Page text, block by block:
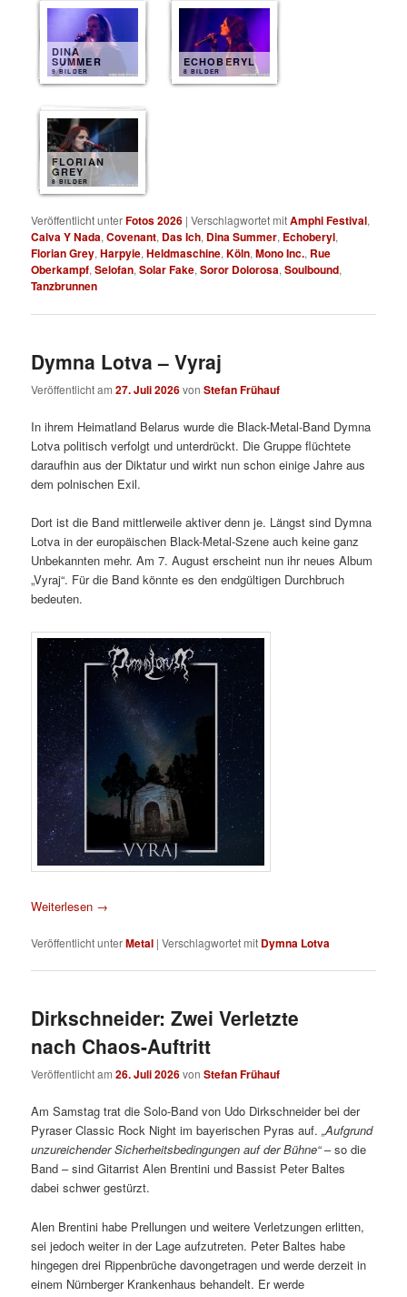
DINA
SUMMER
9 BILDER
ECHOBERYL
8 BILDER
FLORIAN
GREY
8 BILDER
Veröffentlicht unterFotos 2026 |Verschlagwortet mitAmphi Festival,
Calva Y Nada,Covenant, Das Ich, Dina Summer, Echoberyl,
Florian Grey,Harpyie,Heldmaschine,Köln,Mono Inc., Rue
Oberkampf,Selofan,Solar Fake,Soror Dolorosa,Soulbound,
Tanzbrunnen
Dymna Lotva – Vyraj
Veröffentlicht am27. Juli 2026vonStefan Frühauf
In ihrem Heimatland Belarus wurde die Black-Metal-Band Dymna
Lotva politisch verfolgt und unterdrückt. Die Gruppe flüchtete
daraufhin aus der Diktatur und wirkt nun schon einige Jahre aus
dem polnischen Exil.
Dort ist die Band mittlerweile aktiver denn je. Längst sind Dymna
Lotva in der europäischen Black-Metal-Szene auch keine ganz
Unbekannten mehr. Am 7. August erscheint nun ihr neues Album
„Vyraj“. Für die Band könnte es den endgültigen Durchbruch
bedeuten.
Weiterlesen →
Veröffentlicht unterMetal |Verschlagwortet mit Dymna Lotva
Dirkschneider: Zwei Verletzte
nach Chaos-Auftritt
Veröffentlicht am26. Juli 2026vonStefan Frühauf
Am Samstag trat die Solo-Band von Udo Dirkschneider bei der
Pyraser Classic Rock Night im bayerischen Pyras auf.„Aufgrund
unzureichender Sicherheitsbedingungen auf der Bühne“– so die
Band – sind Gitarrist Alen Brentini und Bassist Peter Baltes
dabei schwer gestürzt.
Alen Brentini habe Prellungen und weitere Verletzungen erlitten,
sei jedoch weiter in der Lage aufzutreten. Peter Baltes habe
hingegen drei Rippenbrüche davongetragen und werde derzeit in
einem Nürnberger Krankenhaus behandelt. Er werde